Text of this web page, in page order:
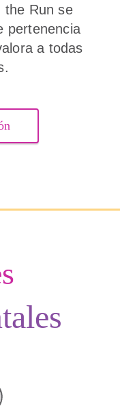
the Run se
pertenencia
a todas